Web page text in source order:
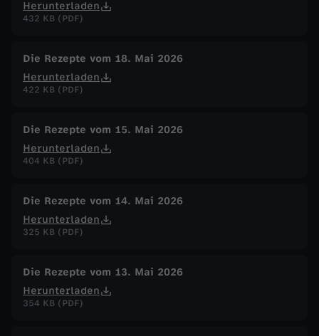
Herunterladen
432 KB (PDF)
Die Rezepte vom 18. Mai 2026
Herunterladen
422 KB (PDF)
Die Rezepte vom 15. Mai 2026
Herunterladen
404 KB (PDF)
Die Rezepte vom 14. Mai 2026
Herunterladen
325 KB (PDF)
Die Rezepte vom 13. Mai 2026
Herunterladen
354 KB (PDF)